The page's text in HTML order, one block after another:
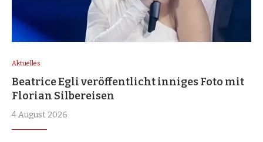
Aktuelles
Beatrice Egli veröffentlicht inniges Foto mit
Florian Silbereisen
4 August 2026